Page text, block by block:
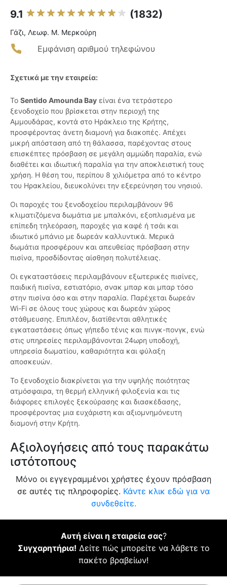
9.1 (1832)
Γάζι, Λεωφ. Μ. Μερκούρη
Εμφάνιση αριθμού τηλεφώνου
Σχετικά με την εταιρεία:
Το Sentido Amounda Bay είναι ένα τετράστερο
ξενοδοχείο που βρίσκεται στην περιοχή της
Αμμουδάρας, κοντά στο Ηράκλειο της Κρήτης,
προσφέροντας άνετη διαμονή για διακοπές. Απέχει
μικρή απόσταση από τη θάλασσα, παρέχοντας στους
επισκέπτες πρόσβαση σε μεγάλη αμμώδη παραλία, ενώ
διαθέτει και ιδιωτική παραλία για την αποκλειστική τους
χρήση. Η θέση του, περίπου 8 χιλιόμετρα από το κέντρο
του Ηρακλείου, διευκολύνει την εξερεύνηση του νησιού.
Οι παροχές του ξενοδοχείου περιλαμβάνουν 96
κλιματιζόμενα δωμάτια με μπαλκόνι, εξοπλισμένα με
επίπεδη τηλεόραση, παροχές για καφέ ή τσάι και
ιδιωτικό μπάνιο με δωρεάν καλλυντικά. Μερικά
δωμάτια προσφέρουν και απευθείας πρόσβαση στην
πισίνα, προσδίδοντας αίσθηση πολυτέλειας.
Οι εγκαταστάσεις περιλαμβάνουν εξωτερικές πισίνες,
παιδική πισίνα, εστιατόριο, σνακ μπαρ και μπαρ τόσο
στην πισίνα όσο και στην παραλία. Παρέχεται δωρεάν
Wi-Fi σε όλους τους χώρους και δωρεάν χώρος
στάθμευσης. Επιπλέον, διατίθενται αθλητικές
εγκαταστάσεις όπως γήπεδο τένις και πινγκ-πονγκ, ενώ
στις υπηρεσίες περιλαμβάνονται 24ωρη υποδοχή,
υπηρεσία δωματίου, καθαριότητα και φύλαξη
αποσκευών.
Το ξενοδοχείο διακρίνεται για την υψηλής ποιότητας
ατμόσφαιρα, τη θερμή ελληνική φιλοξενία και τις
διάφορες επιλογές ξεκούρασης και διασκέδασης,
προσφέροντας μια ευχάριστη και αξιομνημόνευτη
διαμονή στην Κρήτη.
Αξιολογήσεις από τους παρακάτω
ιστότοπους
Μόνο οι εγγεγραμμένοι χρήστες έχουν πρόσβαση
σε αυτές τις πληροφορίες. Κάντε κλικ εδώ για να
συνδεθείτε.
Αυτή είναι η εταιρεία σας?
Συγχαρητήρια! Δείτε πώς μπορείτε να λάβετε το
πακέτο βραβείων!